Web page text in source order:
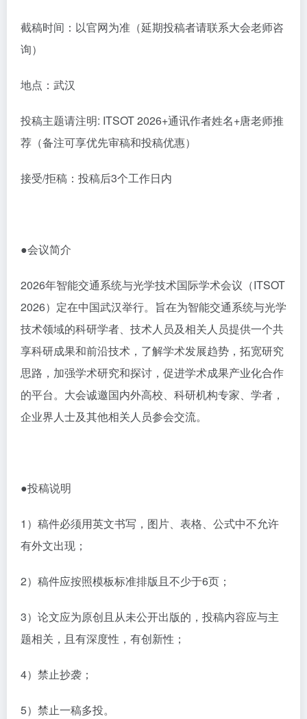
截稿时间：以官网为准（延期投稿者请联系大会老师咨
询）
地点：武汉
投稿主题请注明: ITSOT 2026+通讯作者姓名+唐老师推
荐（备注可享优先审稿和投稿优惠）
接受/拒稿：投稿后3个工作日内
●会议简介
2026年智能交通系统与光学技术国际学术会议（ITSOT
2026）定在中国武汉举行。旨在为智能交通系统与光学
技术领域的科研学者、技术人员及相关人员提供一个共
享科研成果和前沿技术，了解学术发展趋势，拓宽研究
思路，加强学术研究和探讨，促进学术成果产业化合作
的平台。大会诚邀国内外高校、科研机构专家、学者，
企业界人士及其他相关人员参会交流。
●投稿说明
1）稿件必须用英文书写，图片、表格、公式中不允许
有外文出现；
2）稿件应按照模板标准排版且不少于6页；
3）论文应为原创且从未公开出版的，投稿内容应与主
题相关，且有深度性，有创新性；
4）禁止抄袭；
5）禁止一稿多投。